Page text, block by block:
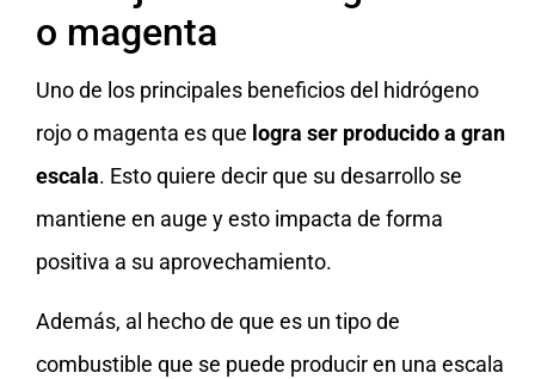
o magenta
Uno de los principales beneficios del hidrógeno
rojo o magenta es que logra ser producido a gran
escala. Esto quiere decir que su desarrollo se
mantiene en auge y esto impacta de forma
positiva a su aprovechamiento.
Además, al hecho de que es un tipo de
combustible que se puede producir en una escala